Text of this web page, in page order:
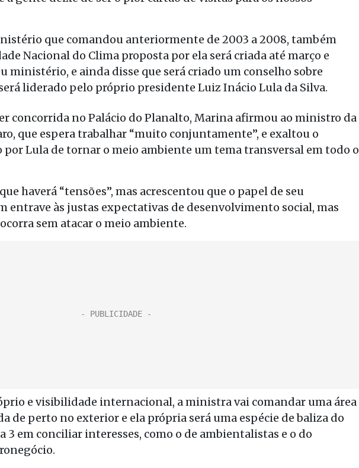
que comandou anteriormente de 2003 a 2008, também
Nacional do Clima proposta por ela será criada até março e
ministério, e ainda disse que será criado um conselho sobre
liderado pelo próprio presidente Luiz Inácio Lula da Silva.
concorrida no Palácio do Planalto, Marina afirmou ao ministro da
que espera trabalhar “muito conjuntamente”, e exaltou o
por Lula de tornar o meio ambiente um tema transversal em todo o
haverá “tensões”, mas acrescentou que o papel de seu
entrave às justas expectativas de desenvolvimento social, mas
sem atacar o meio ambiente.
e visibilidade internacional, a ministra vai comandar uma área
de perto no exterior e ela própria será uma espécie de baliza do
3 em conciliar interesses, como o de ambientalistas e o do